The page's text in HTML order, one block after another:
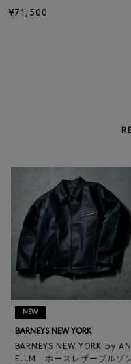
¥71,500
NEW
BARNEYS NEW YORK
BARNEYS NEW YORK by
ELLM ホースレザーブルゾ